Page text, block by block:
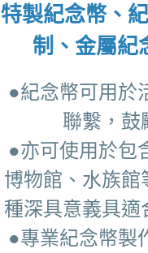
特製紀念幣、
制、金屬紀
●紀念幣可用於
聯繫，鼓
●亦可使用於包
博物館、水族
種深具意義具適
●專業紀念幣製